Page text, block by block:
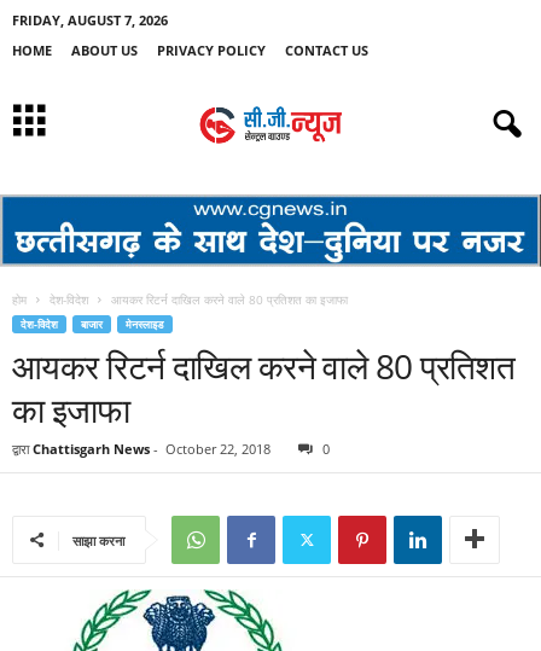
FRIDAY, AUGUST 7, 2026
HOME
ABOUT US PRIVACY POLICY CONTACT US
होम देश-विदेश आयकर रिटर्न दाखिल करने वाले 80 प्रतिशत का इजाफा
देश-विदेश बाजार मेनस्लाइड
आयकर रिटर्न दाखिल करने वाले 80 प्रतिशत
का इजाफा
द्वारा Chattisgarh News - October 22, 2018 0
साझा करना